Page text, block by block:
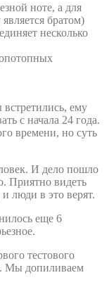
ноте, а для
братом)
несколько
ему
с начала 24 года.
времени, но суть
И дело пошло
Приятно видеть
люди в это верят.
еще 6
тестового
Мы допиливаем